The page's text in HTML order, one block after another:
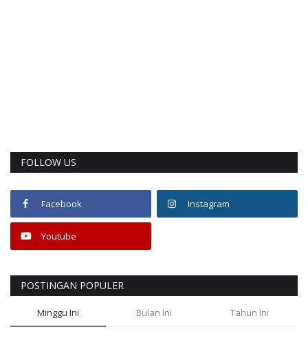
FOLLOW US
Facebook Instagram
Youtube
POSTINGAN POPULER
Minggu Ini Bulan Ini Tahun Ini